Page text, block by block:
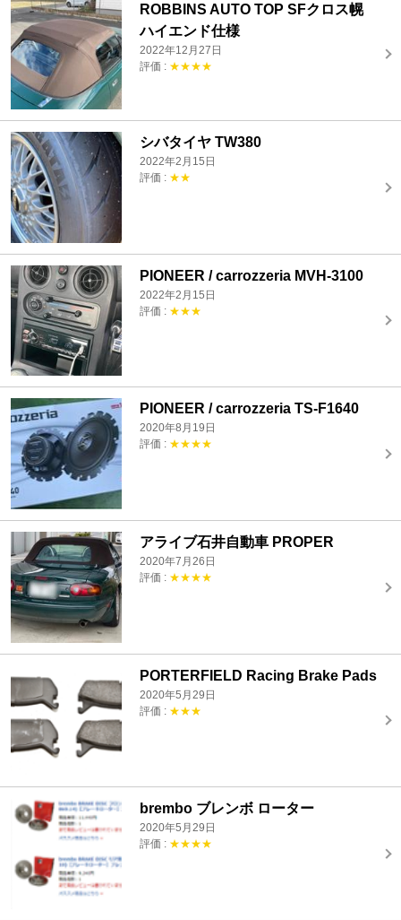
ROBBINS AUTO TOP SFクロス幌
ハイエンド仕様
2022年12月27日
評価 : ★★★★
シバタイヤ TW380
2022年2月15日
評価 : ★★
PIONEER / carrozzeria MVH-3100
2022年2月15日
評価 : ★★★
PIONEER / carrozzeria TS-F1640
2020年8月19日
評価 : ★★★★
アライブ石井自動車 PROPER
2020年7月26日
評価 : ★★★★
PORTERFIELD Racing Brake Pads
2020年5月29日
評価 : ★★★
brembo ブレンボ ローター
2020年5月29日
評価 : ★★★★